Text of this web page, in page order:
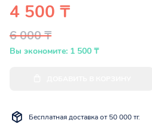
4 500 ₸
6 000 ₸
Вы экономите: 1 500 ₸
Бесплатная доставка от 50 000 тг.